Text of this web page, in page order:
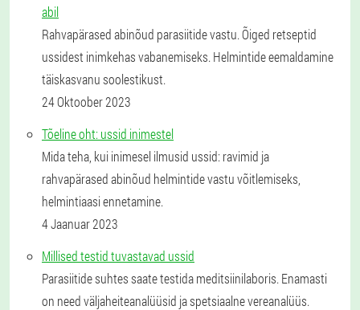
abil
Rahvapärased abinõud parasiitide vastu. Õiged retseptid
ussidest inimkehas vabanemiseks. Helmintide eemaldamine
täiskasvanu soolestikust.
24 Oktoober 2023
Tõeline oht: ussid inimestel
Mida teha, kui inimesel ilmusid ussid: ravimid ja
rahvapärased abinõud helmintide vastu võitlemiseks,
helmintiaasi ennetamine.
4 Jaanuar 2023
Millised testid tuvastavad ussid
Parasiitide suhtes saate testida meditsiinilaboris. Enamasti
on need väljaheiteanalüüsid ja spetsiaalne vereanalüüs.